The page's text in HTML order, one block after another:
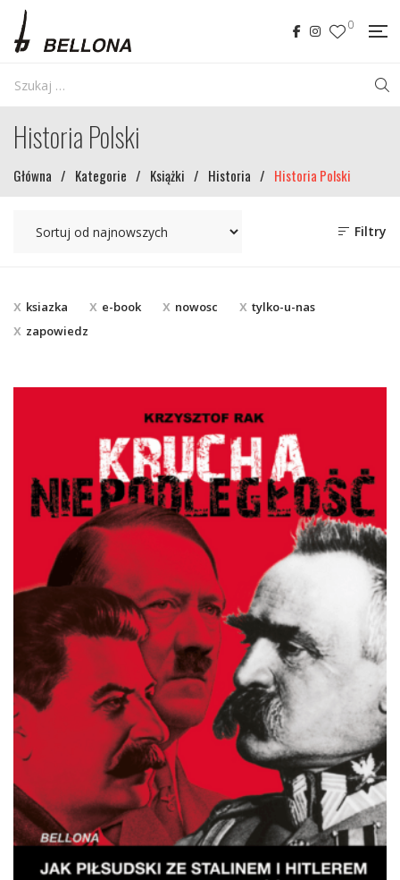
0
Historia Polski
Główna / Kategorie / Książki / Historia / Historia Polski
Filtry
ksiazka e-book nowosc
tylko-u-nas
zapowiedz